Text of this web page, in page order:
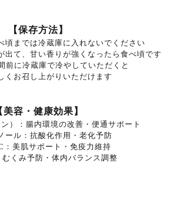
【保存方法】
頃までは冷蔵庫に入れないでください
出て、甘い香りが強くなったら食べ頃です
前に冷蔵庫で冷やしていただくと
くお召し上がりいただけます
美容・健康効果】
）：腸内環境の改善・便通サポート
ール：抗酸化作用・老化予防
：美肌サポート・免疫力維持
むくみ予防・体内バランス調整